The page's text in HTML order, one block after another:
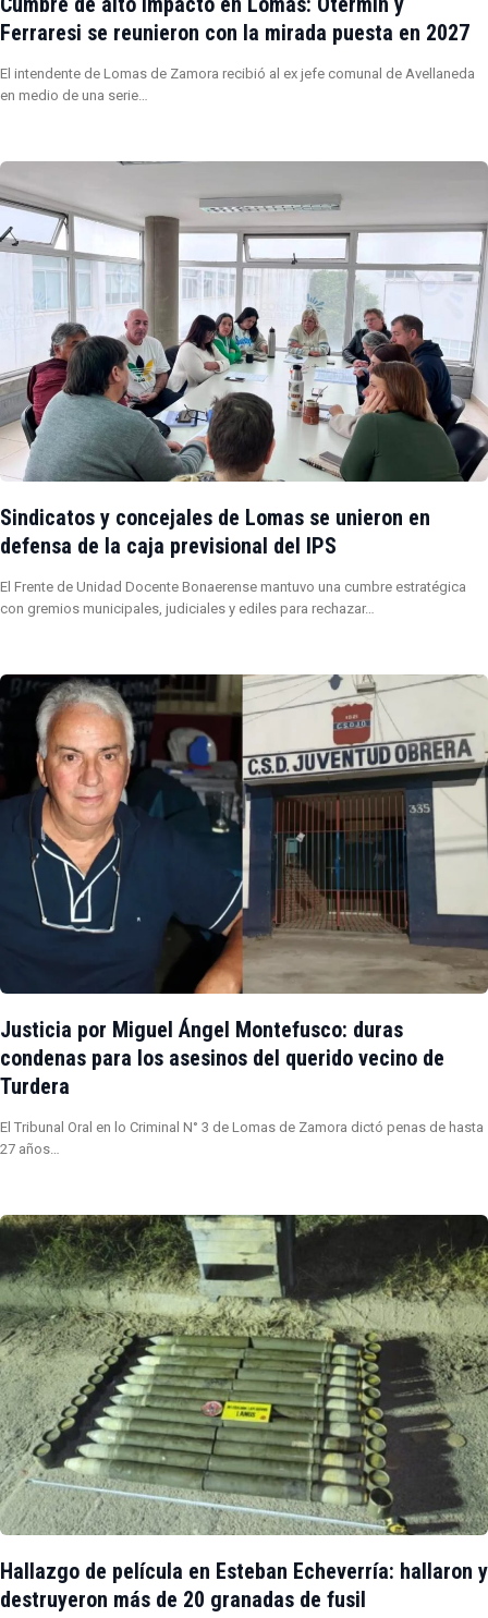
Ferraresi se reunieron con la mirada puesta en 2027
El intendente de Lomas de Zamora recibió al ex jefe comunal de Avellaneda
en medio de una serie…
Sindicatos y concejales de Lomas se unieron en
defensa de la caja previsional del IPS
El Frente de Unidad Docente Bonaerense mantuvo una cumbre estratégica
con gremios municipales, judiciales y ediles para rechazar…
Justicia por Miguel Ángel Montefusco: duras
condenas para los asesinos del querido vecino de
Turdera
El Tribunal Oral en lo Criminal N° 3 de Lomas de Zamora dictó penas de hasta
27 años…
Hallazgo de película en Esteban Echeverría: hallaron y
destruyeron más de 20 granadas de fusil